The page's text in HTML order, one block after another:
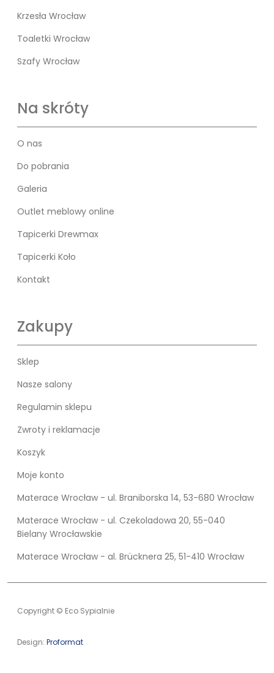
Krzesła Wrocław
Toaletki Wrocław
Szafy Wrocław
Na skróty
O nas
Do pobrania
Galeria
Outlet meblowy online
Tapicerki Drewmax
Tapicerki Koło
Kontakt
Zakupy
Sklep
Nasze salony
Regulamin sklepu
Zwroty i reklamacje
Koszyk
Moje konto
Materace Wrocław - ul. Braniborska 14, 53-680 Wrocław
Materace Wrocław - ul. Czekoladowa 20, 55-040
Bielany Wrocławskie
Materace Wrocław - al. Brücknera 25, 51-410 Wrocław
Copyright © Eco Sypialnie
Design: Proformat